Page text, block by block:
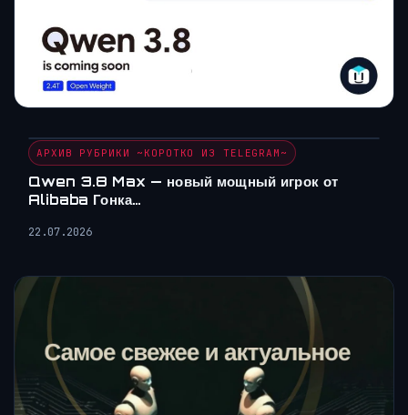
АРХИВ РУБРИКИ ~КОРОТКО ИЗ TELEGRAM~
Qwen 3.8 Max — новый мощный игрок от
Alibaba Гонка…
22.07.2026